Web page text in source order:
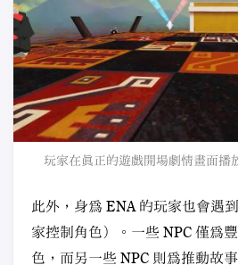
玩家在真正的遊戲開場劇情畫面播
此外，身爲 ENA 的玩家也會遇
家控制角色）。一些 NPC 僅爲
色，而另一些 NPC 則爲推動故